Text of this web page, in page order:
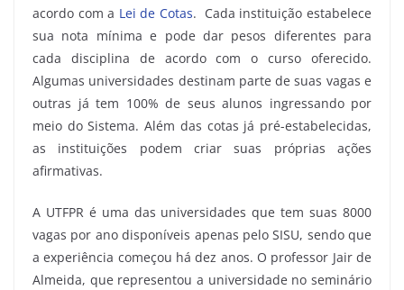
acordo com a Lei de Cotas. Cada instituição estabelece
sua nota mínima e pode dar pesos diferentes para
cada disciplina de acordo com o curso oferecido.
Algumas universidades destinam parte de suas vagas e
outras já tem 100% de seus alunos ingressando por
meio do Sistema. Além das cotas já pré-estabelecidas,
as instituições podem criar suas próprias ações
afirmativas.
A UTFPR é uma das universidades que tem suas 8000
vagas por ano disponíveis apenas pelo SISU, sendo que
a experiência começou há dez anos. O professor Jair de
Almeida, que representou a universidade no seminário